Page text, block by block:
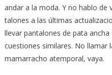
andar a la moda. Y no hablo de
talones a las últimas
llevar pantalones de pata
cuestiones similares. No llamar
mamarracho atemporal, vaya.